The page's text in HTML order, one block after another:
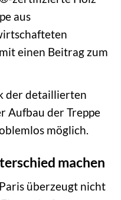
aus
einen Beitrag zum
der detaillierten
Aufbau der Treppe
möglich.
machen
überzeugt nicht